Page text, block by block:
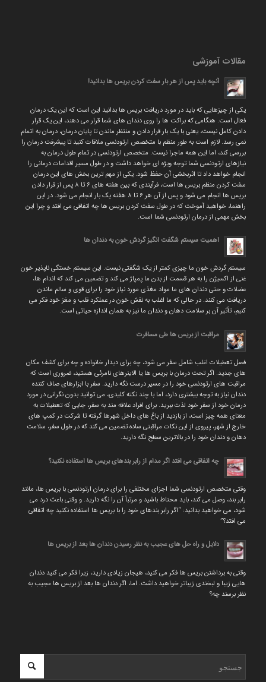
مقالات آموزشی
آنچه باید پس از هر بار سفت کردن بریس ها بدانید!
یکی از چیزهایی که باید در مورد دریافت بریس ها بدانید این است که این یک درمان
فعال است. هنگامی که براکت ها را روی دندان های شما قرار می دهند، این یک قرار
دادن کامل نیست، یعنی با یک بار قرار دادن و منتظر ماندن تا پایان درمان، درمان به اتمام
نمی رسد. لازم است به طور منظم با متخصص ارتودنسی ملاقات کنید تا پیشرفت درمان را
بررسی کند، اما این همه ماجرا نیست. متخصص ارتودنسی در تمام طول درمان به
نیازهای ارتودنسی شما توجه ویژه ای خواهد داشت و در طول مسیر اقدامات درمانی را
انجام خواهد داد تا اثربخشی آن حفظ شود. یکی از مهم ترین بخش های این درمان
سفت کردن منظم بریس ها است، فرآیندی که بین هفته های ۶ تا ۸ پس از قرار دادن
بریس ها انجام می شود و پس از آن هر ۶ تا ۸ هفته یک بار انجام می شود. در این
راهنما، خواهید آموخت که در طول سفت کردن بریس ها چه اتفاقی می افتد و چرا این
بخش مهمی از درمان ارتودنسی شما است.
اهمیت سیستم شگفت انگیز گردش خون به دندان ها
سیستم گردش خون ما چیزی کمتر از یک شگفتی نیست. این سیستم خستگی ناپذیر خون
غنی از اکسیژن را به هر قسمت از بدن ما پمپاژ می کند و تضمین می کند که اندام ها،
عضلات و حتی دندان های ما مواد مغذی مورد نیاز خود را برای قوی و سالم ماندن
دریافت می کنند. در حالی که ما اغلب به نقش خون در عملکرد قلب و مغز خود فکر می
کنیم، تأثیر آن بر سلامت دهان و دندان ما نیز به همان اندازه حیاتی است.
مراقبت از بریس ها طی مسافرت
فصل تعطیلات اغلب شامل سفر می شود، چه برای دیدار خانواده و چه برای کشف مکان
های جدید. اگر تحت درمان با بریس ها یا الاینرهای نامرئی هستید، ضروری است که
مراقبت های ارتودنسی خود را در مسیر درست نگه دارید. سفر با ابزارهای صاف کننده
دندان نیاز به توجه بیشتری دارد، اما با چند نکته کلیدی، می توانید بدون نگرانی در مورد
درمان خود از سفر خود لذت ببرید. برای افراد علاقه مند به سفر، جایی که تعطیلات به
معنای همه چیز است، از بازدید از باغ های داخل شهرها گرفته تا شرکت در کمپ های
خارج از شهر، پیروی از این نکات مراقبتی ساده تضمین می کند که در طول سفر، سلامت
دهان و دندان خود را در بالاترین سطح نگه دارید.
چه اتفاقی می افتد اگر مدام از رابر بندهای بریس ها استفاده نکنید؟
وقتی متخصص ارتودنسی شما اجزای مختلفی را برای درمان ارتودنسی با بریس ها، مانند
رابر بند، وصل می کند، باید محتاط باشید و مرتباً آن را نگه دارید. و وقتی باعث درد می
شود، می خواهید بدانید: “اگر رابر بندهای خود را با بریس ها استفاده نکنید چه اتفاقی
می افتد؟”
دلایل و راه حل های عجیب به نظر رسیدن دندان ها بعد از بریس ها
وقتی به برداشتن بریس ها فکر می کنید، هیجان زیادی دارید، زیرا فکر می کنید دندان
هایی زیبا و لبخندی زیباتر خواهید داشت. اما، اگر دندان ها بعد از بریس ها عجیب به
نظر برسند چه؟